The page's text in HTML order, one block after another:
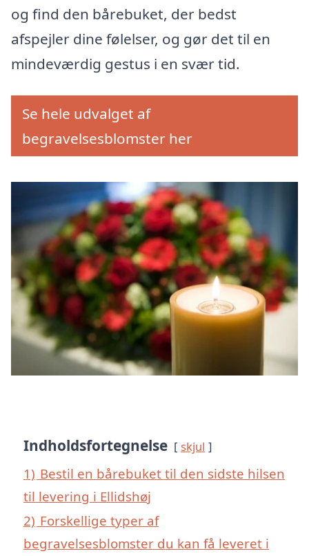
og find den bårebuket, der bedst
afspejler dine følelser, og gør det til en
mindeværdig gestus i en svær tid.
Se hele udvalget af
begravelsesblomster her
Indholdsfortegnelse skjul
1) Bestil en bårebuket til den sidste hilsen
til levering i Ellidshøj
2) Forskellige typer af
begravelsesblomster du kan få leveret i